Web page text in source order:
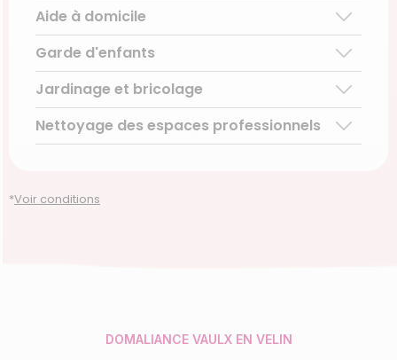
Ménage régulier
Ménage ponctuel
Repassage à domicile
Découvrir le service
Aide à domicile
Aide aux personnes âgées
Téléassistance pour personnes âgées
Accompagnement du handicap
Découvrir le service
Garde d'enfants
Garde d’enfants de plus de 3 ans
Découvrir le service
Jardinage et bricolage
Entretien régulier
Entretien ponctuel
Nettoyage des espaces professionnels
*Voir conditions
DOMALIANCE VAULX EN VELIN